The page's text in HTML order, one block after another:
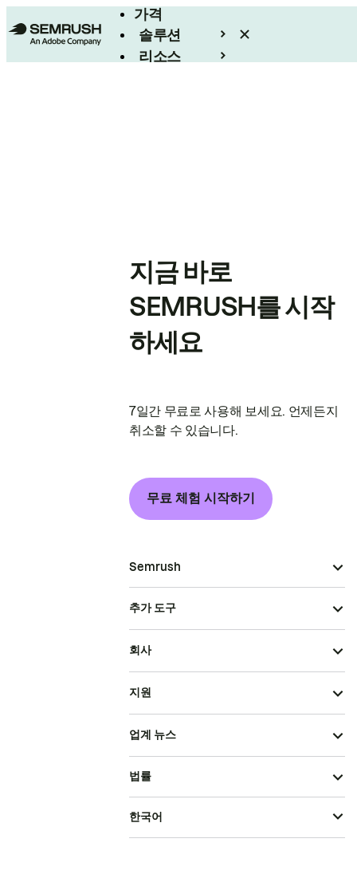
가격
솔루션
리소스
지금 바로
SEMRUSH를 시작
하세요
7일간 무료로 사용해 보세요. 언제든지
취소할 수 있습니다.
무료 체험 시작하기
Semrush
추가 도구
회사
지원
업계 뉴스
법률
한국어